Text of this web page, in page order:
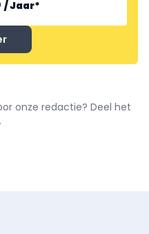
/Jaar*
onze redactie? Deel het